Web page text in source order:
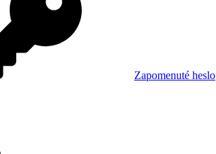
Zapomenuté heslo